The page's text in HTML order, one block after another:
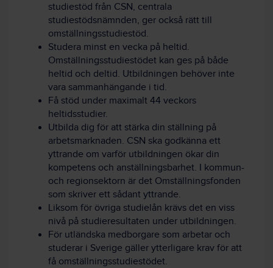
studiestöd från CSN, centrala
studiestödsnämnden, ger också rätt till
omställningsstudiestöd.
Studera minst en vecka på heltid.
Omställningsstudiestödet kan ges på både
heltid och deltid. Utbildningen behöver inte
vara sammanhängande i tid.
Få stöd under maximalt 44 veckors
heltidsstudier.
Utbilda dig för att stärka din ställning på
arbetsmarknaden. CSN ska godkänna ett
yttrande om varför utbildningen ökar din
kompetens och anställningsbarhet. I kommun-
och regionsektorn är det Omställningsfonden
som skriver ett sådant yttrande.
Liksom för övriga studielån krävs det en viss
nivå på studieresultaten under utbildningen.
För utländska medborgare som arbetar och
studerar i Sverige gäller ytterligare krav för att
få omställningsstudiestödet.